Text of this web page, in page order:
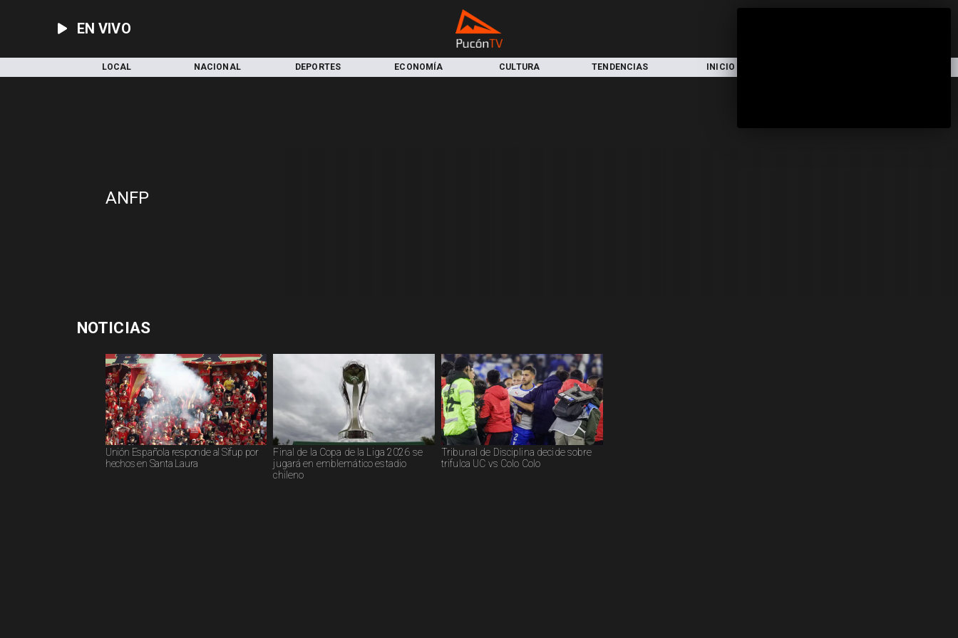
EN VIVO
LOCAL NACIONAL DEPORTES ECONOMÍA CULTURA TENDENCIAS INICIO
ANFP
NOTICIAS
Unión Española responde al Sifup por
hechos en Santa Laura
Final de la Copa de la Liga 2026 se
jugará en emblemático estadio
chileno
Tribunal de Disciplina decide sobre
trifulca UC vs Colo Colo